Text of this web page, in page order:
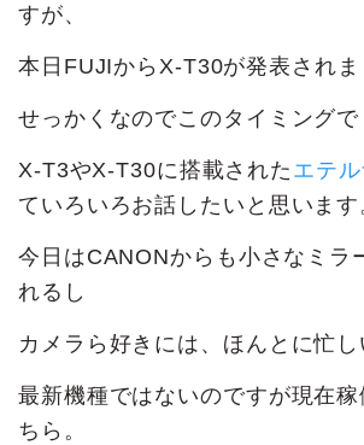
すが、
本日FUJIからX-T30が発表されま
せっかくなのでこのタイミングで
X-T3やX-T30に搭載された エテ
ていろいろお話したいと思います
今日はCANONからも小さなミラ
れるし
カメラら好きには、ほんとに忙し
最新機種ではないのですが現在稼
ちら。